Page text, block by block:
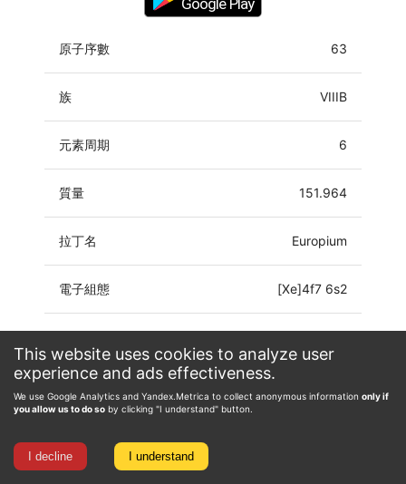
This website uses cookies to analyze user
experience and ads effectiveness.
We use Google Analytics and Yandex.Metrica to collect anonymous information only if
you allow us to do so by clicking "I understand" button.
I decline I understand
Google Play
原子序數 63
族 VIIIB
元素周期 6
質量 151.964
拉丁名 Europium
電子組態 [Xe]4f7 6s2